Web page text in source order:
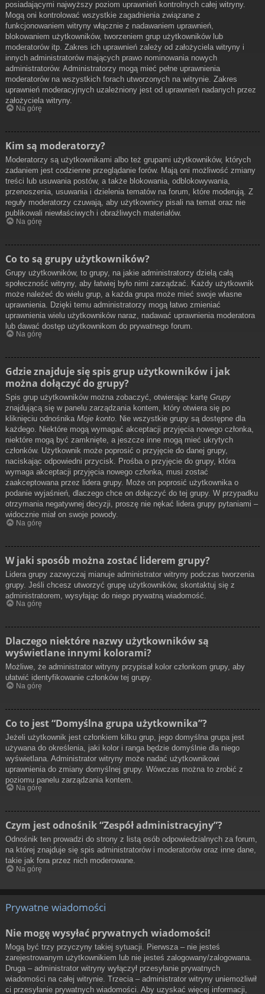
posiadającymi najwyższy poziom uprawnień kontrolnych całej witryny.
Mogą oni kontrolować wszystkie zagadnienia związane z
funkcjonowaniem witryny włącznie z nadawaniem uprawnień,
blokowaniem użytkowników, tworzeniem grup użytkowników lub
moderatorów itp. Zakres ich uprawnień zależy od założyciela witryny i
innych administratorów mających prawo nominowania nowych
administratorów. Administratorzy mogą mieć pełne uprawnienia
moderatorów na wszystkich forach utworzonych na witrynie. Zakres
uprawnień moderacyjnych uzależniony jest od uprawnień nadanych przez
założyciela witryny.
Na górę
Kim są moderatorzy?
Moderatorzy są użytkownikami albo też grupami użytkowników, których
zadaniem jest codzienne przeglądanie forów. Mają oni możliwość zmiany
treści lub usuwania postów, a także blokowania, odblokowywania,
przenoszenia, usuwania i dzielenia tematów na forum, które moderują. Z
reguły moderatorzy czuwają, aby użytkownicy pisali na temat oraz nie
publikowali niewłaściwych i obraźliwych materiałów.
Na górę
Co to są grupy użytkowników?
Grupy użytkowników, to grupy, na jakie administratorzy dzielą całą
społeczność witryny, aby łatwiej było nimi zarządzać. Każdy użytkownik
może należeć do wielu grup, a każda grupa może mieć swoje własne
uprawnienia. Dzięki temu administratorzy mogą łatwo zmieniać
uprawnienia wielu użytkowników naraz, nadawać uprawnienia moderatora
lub dawać dostęp użytkownikom do prywatnego forum.
Na górę
Gdzie znajduje się spis grup użytkowników i jak
można dołączyć do grupy?
Spis grup użytkowników można zobaczyć, otwierając kartę Grupy
znajdującą się w panelu zarządzania kontem, który otwiera się po
kliknięciu odnośnika Moje konto. Nie wszystkie grupy są dostępne dla
każdego. Niektóre mogą wymagać akceptacji przyjęcia nowego członka,
niektóre mogą być zamknięte, a jeszcze inne mogą mieć ukrytych
członków. Użytkownik może poprosić o przyjęcie do danej grupy,
naciskając odpowiedni przycisk. Prośba o przyjęcie do grupy, która
wymaga akceptacji przyjęcia nowego członka, musi zostać
zaakceptowana przez lidera grupy. Może on poprosić użytkownika o
podanie wyjaśnień, dlaczego chce on dołączyć do tej grupy. W przypadku
otrzymania negatywnej decyzji, proszę nie nękać lidera grupy pytaniami –
widocznie miał on swoje powody.
Na górę
W jaki sposób można zostać liderem grupy?
Lidera grupy zazwyczaj mianuje administrator witryny podczas tworzenia
grupy. Jeśli chcesz utworzyć grupę użytkowników, skontaktuj się z
administratorem, wysyłając do niego prywatną wiadomość.
Na górę
Dlaczego niektóre nazwy użytkowników są
wyświetlane innymi kolorami?
Możliwe, że administrator witryny przypisał kolor członkom grupy, aby
ułatwić identyfikowanie członków tej grupy.
Na górę
Co to jest “Domyślna grupa użytkownika”?
Jeżeli użytkownik jest członkiem kilku grup, jego domyślna grupa jest
używana do określenia, jaki kolor i ranga będzie domyślnie dla niego
wyświetlana. Administrator witryny może nadać użytkownikowi
uprawnienia do zmiany domyślnej grupy. Wówczas można to zrobić z
poziomu panelu zarządzania kontem.
Na górę
Czym jest odnośnik “Zespół administracyjny”?
Odnośnik ten prowadzi do strony z listą osób odpowiedzialnych za forum,
na której znajduje się spis administratorów i moderatorów oraz inne dane,
takie jak fora przez nich moderowane.
Na górę
Prywatne wiadomości
Nie mogę wysyłać prywatnych wiadomości!
Mogą być trzy przyczyny takiej sytuacji. Pierwsza – nie jesteś
zarejestrowanym użytkownikiem lub nie jesteś zalogowany/zalogowana.
Druga – administrator witryny wyłączył przesyłanie prywatnych
wiadomości na całej witrynie. Trzecia – administrator witryny uniemożliwił
ci przesyłanie prywatnych wiadomości. Aby uzyskać więcej informacji,